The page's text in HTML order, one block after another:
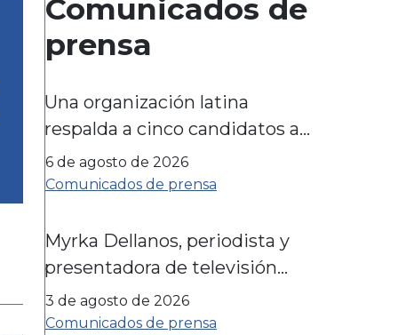
Comunicados de
prensa
Una organización latina
respalda a cinco candidatos a
las elecciones legislativas
estatales de cara a las
6 de agosto de 2026
Comunicados de prensa
Myrka Dellanos, periodista y
presentadora de televisión
ganadora de un premio
Emmy, se asociará con LIBRE
3 de agosto de 2026
Comunicados de prensa